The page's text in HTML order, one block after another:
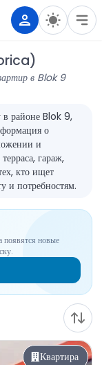
в Blok 9
в районе Blok 9,
о
и
гараж,
кто ищет
и потребностям.
новые
Квартира